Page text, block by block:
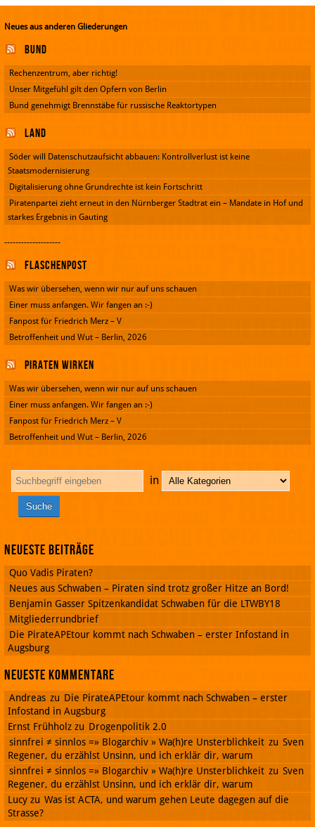
Neues aus anderen Gliederungen
Bund
Rechenzentrum, aber richtig!
Unser Mitgefühl gilt den Opfern von Berlin
Bund genehmigt Brennstäbe für russische Reaktortypen
Land
Söder will Datenschutzaufsicht abbauen: Kontrollverlust ist keine
Staatsmodernisierung
Digitalisierung ohne Grundrechte ist kein Fortschritt
Piratenpartei zieht erneut in den Nürnberger Stadtrat ein – Mandate in Hof und
starkes Ergebnis in Gauting
--------------------
Flaschenpost
Was wir übersehen, wenn wir nur auf uns schauen
Einer muss anfangen. Wir fangen an :-)
Fanpost für Friedrich Merz – V
Betroffenheit und Wut – Berlin, 2026
Piraten wirken
Was wir übersehen, wenn wir nur auf uns schauen
Einer muss anfangen. Wir fangen an :-)
Fanpost für Friedrich Merz – V
Betroffenheit und Wut – Berlin, 2026
in
Neueste Beiträge
Quo Vadis Piraten?
Neues aus Schwaben – Piraten sind trotz großer Hitze an Bord!
Benjamin Gasser Spitzenkandidat Schwaben für die LTWBY18
Mitgliederrundbrief
Die PirateAPEtour kommt nach Schwaben – erster Infostand in
Augsburg
Neueste Kommentare
Andreas zu Die PirateAPEtour kommt nach Schwaben – erster
Infostand in Augsburg
Ernst Frühholz zu Drogenpolitik 2.0
sinnfrei ≠ sinnlos =» Blogarchiv » Wa(h)re Unsterblichkeit zu Sven
Regener, du erzählst Unsinn, und ich erklär dir, warum
sinnfrei ≠ sinnlos =» Blogarchiv » Wa(h)re Unsterblichkeit zu Sven
Regener, du erzählst Unsinn, und ich erklär dir, warum
Lucy zu Was ist ACTA, und warum gehen Leute dagegen auf die
Strasse?